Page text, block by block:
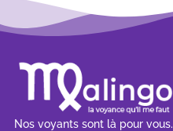
Nos voyants sont là pour vous.